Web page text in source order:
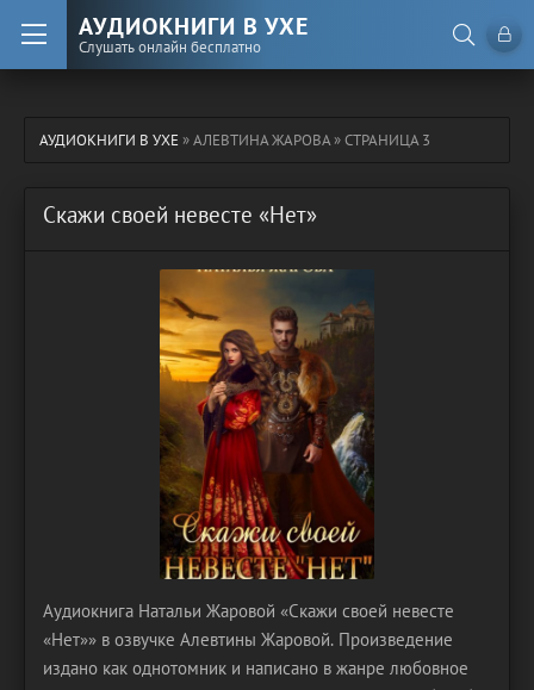
АУДИОКНИГИ В УХЕ
Слушать онлайн бесплатно
АУДИОКНИГИ В УХЕ» АЛЕВТИНА ЖАРОВА » СТРАНИЦА 3
Скажи своей невесте «Нет»
Аудиокнига Натальи Жаровой «Скажи своей невесте
«Нет»» в озвучке Алевтины Жаровой. Произведение
издано как однотомник и написано в жанре любовное